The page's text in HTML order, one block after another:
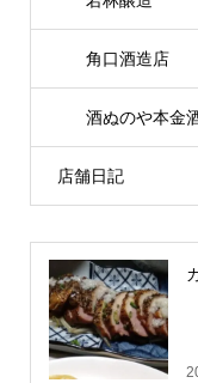
角口酒造店
酒ぬのや本金
店舗日記